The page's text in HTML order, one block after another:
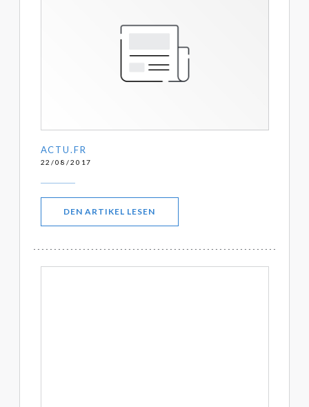
ACTU.FR
22/08/2017
DEN ARTIKEL LESEN